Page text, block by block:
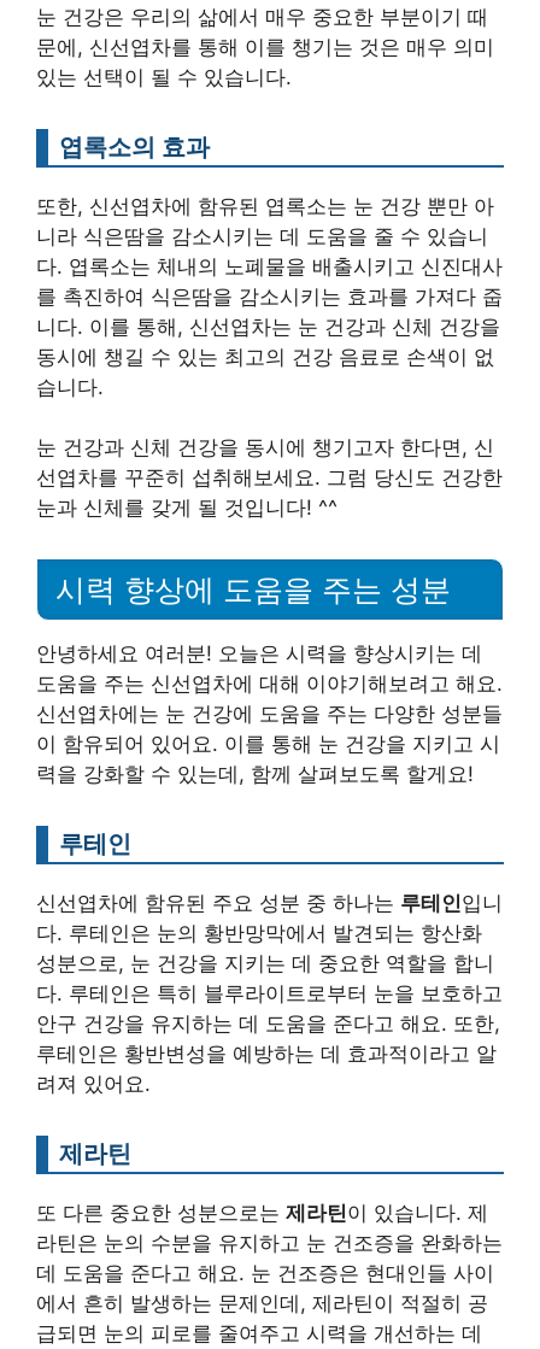
눈 건강은 우리의 삶에서 매우 중요한 부분이기 때
문에, 신선엽차를 통해 이를 챙기는 것은 매우 의미
있는 선택이 될 수 있습니다.
엽록소의 효과
또한, 신선엽차에 함유된 엽록소는 눈 건강 뿐만 아
니라 식은땀을 감소시키는 데 도움을 줄 수 있습니
다. 엽록소는 체내의 노폐물을 배출시키고 신진대사
를 촉진하여 식은땀을 감소시키는 효과를 가져다 줍
니다. 이를 통해, 신선엽차는 눈 건강과 신체 건강을
동시에 챙길 수 있는 최고의 건강 음료로 손색이 없
습니다.
눈 건강과 신체 건강을 동시에 챙기고자 한다면, 신
선엽차를 꾸준히 섭취해보세요. 그럼 당신도 건강한
눈과 신체를 갖게 될 것입니다! ^^
시력 향상에 도움을 주는 성분
안녕하세요 여러분! 오늘은 시력을 향상시키는 데
도움을 주는 신선엽차에 대해 이야기해보려고 해요.
신선엽차에는 눈 건강에 도움을 주는 다양한 성분들
이 함유되어 있어요. 이를 통해 눈 건강을 지키고 시
력을 강화할 수 있는데, 함께 살펴보도록 할게요!
루테인
신선엽차에 함유된 주요 성분 중 하나는 루테인입니
다. 루테인은 눈의 황반망막에서 발견되는 항산화
성분으로, 눈 건강을 지키는 데 중요한 역할을 합니
다. 루테인은 특히 블루라이트로부터 눈을 보호하고
안구 건강을 유지하는 데 도움을 준다고 해요. 또한,
루테인은 황반변성을 예방하는 데 효과적이라고 알
려져 있어요.
제라틴
또 다른 중요한 성분으로는 제라틴이 있습니다. 제
라틴은 눈의 수분을 유지하고 눈 건조증을 완화하는
데 도움을 준다고 해요. 눈 건조증은 현대인들 사이
에서 흔히 발생하는 문제인데, 제라틴이 적절히 공
급되면 눈의 피로를 줄여주고 시력을 개선하는 데